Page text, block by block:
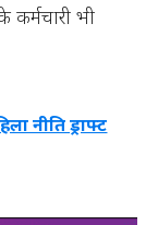
भी
नीति ड्राफ्ट